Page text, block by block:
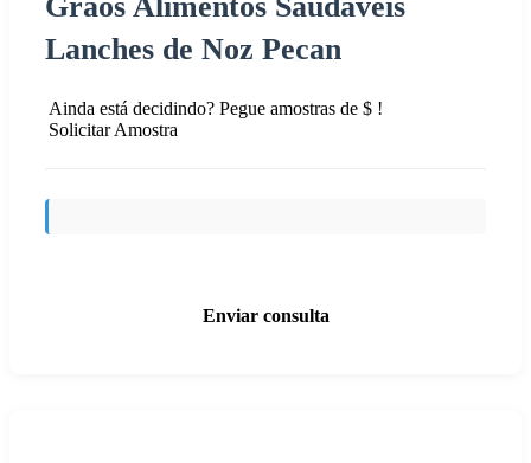
Lanches de Noz Pecan
Ainda está decidindo? Pegue amostras de $ !
Solicitar Amostra
Enviar consulta